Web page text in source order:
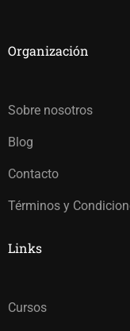
Organización
Sobre nosotros
Blog
Contacto
Términos y
Links
Cursos